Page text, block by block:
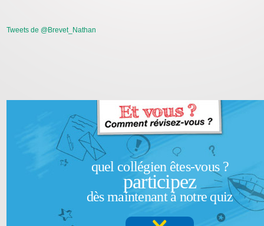
Tweets de @Brevet_Nathan
quel collégien êtes-vous ?
participez
dès maintenant à notre quiz